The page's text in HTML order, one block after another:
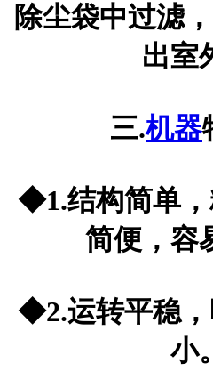
除尘袋中过滤
出室
三.机器
◆1.结构简单
简便，容
◆2.运转平稳
小。